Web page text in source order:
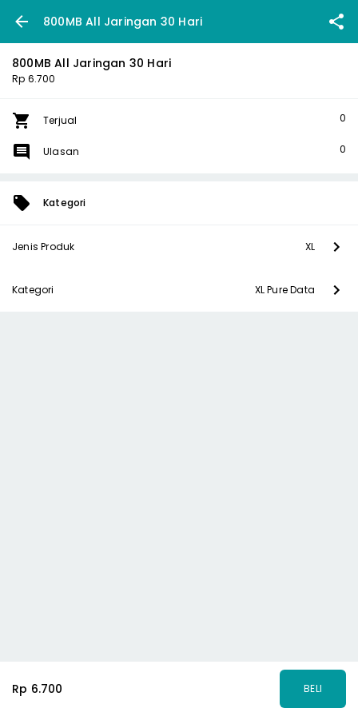
800MB All Jaringan 30 Hari
800MB All Jaringan 30 Hari
Rp 6.700
Terjual 0
Ulasan 0
Kategori
Jenis Produk XL
Kategori XL Pure Data
Rp 6.700 BELI